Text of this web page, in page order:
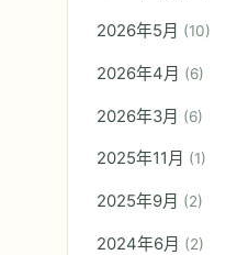
2026年5月 (10)
2026年4月 (6)
2026年3月 (6)
2025年11月 (1)
2025年9月 (2)
2024年6月 (2)